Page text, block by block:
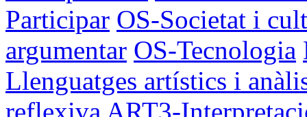
Participar OS-Societat i
argumentar OS-Tecnologia
Llenguatges artístics i
reflexiva ART3-